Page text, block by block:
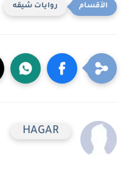
روايات شيقه
HAGAR